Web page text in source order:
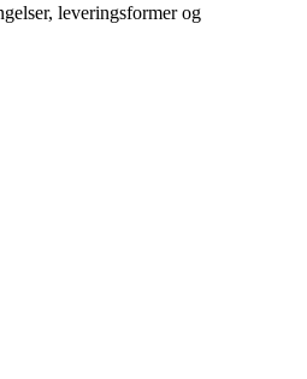
leveringsformer og